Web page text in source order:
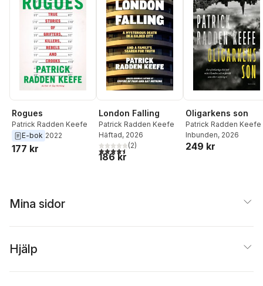
Rogues
Patrick Radden Keefe
E-bok 2022
177 kr
London Falling
Patrick Radden Keefe
Häftad, 2026
4,5utav 5 stjärnor. Totalt antal röster:
(2)
186 kr
Oligarkens son
Patrick Radden Keefe
Inbunden, 2026
249 kr
Mina sidor
Hjälp